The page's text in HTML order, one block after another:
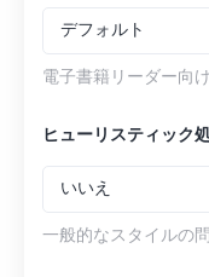
デフォルト
電子書籍リーダー向
ヒューリスティック
いいえ
一般的なスタイルの